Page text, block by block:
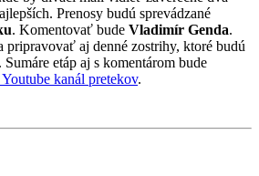
Prenosy budú sprevádzané
. Komentovať bude Vladimír Genda.
pripravovať aj denné zostrihy, ktoré budú
etáp aj s komentárom bude
kanál pretekov.